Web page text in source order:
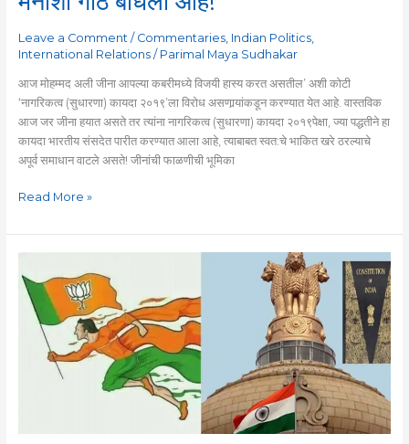
Leave a Comment / Commentaries, Indian Politics,
International Relations/ Parimal Maya Sudhakar
आज मोहम्मद अली जीना आपल्या कबरीमध्ये विजयी हास्य करत असतील’ अशी कोटी
‘नागरिकत्व (सुधारणा) कायदा २०१९’ला विरोध असणार्‍यांकडून करण्यात येत आहे. वास्तविक
आज जर जीना हयात असते तर त्यांना नागरिकत्व (सुधारणा) कायदा २०१९पेक्षा, ज्या पद्धतीने हा
कायदा भारतीय संसदेत पारीत करण्यात आला आहे, त्याबाबत स्वत:चे भाकित खरे ठरल्याचे
अपूर्व समाधान वाटले असते! जीनांची फाळणीची भूमिका
आहे!
Read More »
भारत
‘भगव्या
राष्ट्रवादा’वर
आधारित
आधारित